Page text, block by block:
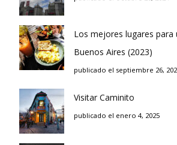
Los mejores lugares para
Buenos Aires (2023)
publicado el septiembre 26,
Visitar Caminito
publicado el enero 4, 2025